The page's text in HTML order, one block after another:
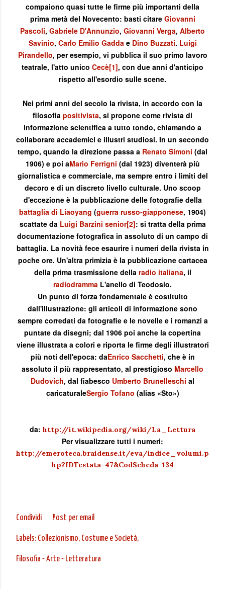
compaiono quasi tutte le firme più importanti della
prima metà del Novecento: basti citare Giovanni
Pascoli, Gabriele D'Annunzio, Giovanni Verga, Alberto
Savinio, Carlo Emilio Gaddae Dino Buzzati. Luigi
Pirandello, per esempio, vi pubblica il suo primo lavoro
teatrale, l'atto unico Cecè[1], con due anni d'anticipo
rispetto all'esordio sulle scene.
Nei primi anni del secolo la rivista, in accordo con la
filosofia positivista, si propone come rivista di
informazione scientifica a tutto tondo, chiamando a
collaborare accademici e illustri studiosi. In un secondo
tempo, quando la direzione passa a Renato Simoni (dal
1906) e poi aMario Ferrigni (dal 1923) diventerà più
giornalistica e commerciale, ma sempre entro i limiti del
decoro e di un discreto livello culturale. Uno scoop
d'eccezione è la pubblicazione delle fotografie della
battaglia di Liaoyang (guerra russo-giapponese, 1904)
scattate da Luigi Barzini senior[2]: si tratta della prima
documentazione fotografica in assoluto di un campo di
battaglia. La novità fece esaurire i numeri della rivista in
poche ore. Un'altra primizia è la pubblicazione cartacea
della prima trasmissione della radio italiana, il
radiodramma L'anello di Teodosio.
Un punto di forza fondamentale è costituito
dall'illustrazione: gli articoli di informazione sono
sempre corredati da fotografie e le novelle e i romanzi a
puntate da disegni; dal 1906 poi anche la copertina
viene illustrata a colori e riporta le firme degli illustratori
più noti dell'epoca: daEnrico Sacchetti, che è in
assoluto il più rappresentato, al prestigioso Marcello
Dudovich, dal fiabesco Umberto Brunelleschi al
caricaturaleSergio Tofano (alias «Sto»)
da: http://it.wikipedia.org/wiki/La_Lettura
Per visualizzare tutti i numeri:
http://emeroteca.braidense.it/eva/indice_volumi.p
hp?IDTestata=47&CodScheda=134
Condividi Post per email
Labels: Collezionismo Costume e Società
Filosofia - Arte - Letteratura